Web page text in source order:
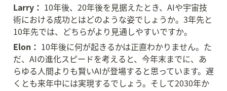
Larry： 10年後、20年後を見据えたとき、AIや宇宙技
術における成功とはどのような姿でしょうか。3年先と
10年先では、どちらがより見通しやすいですか。
Elon： 10年後に何が起きるかは正直わかりません。た
だ、AIの進化スピードを考えると、今年末までに、あ
らゆる人間よりも賢いAIが登場すると思っています。遅
くとも来年中には実現するでしょう。そして2030年か